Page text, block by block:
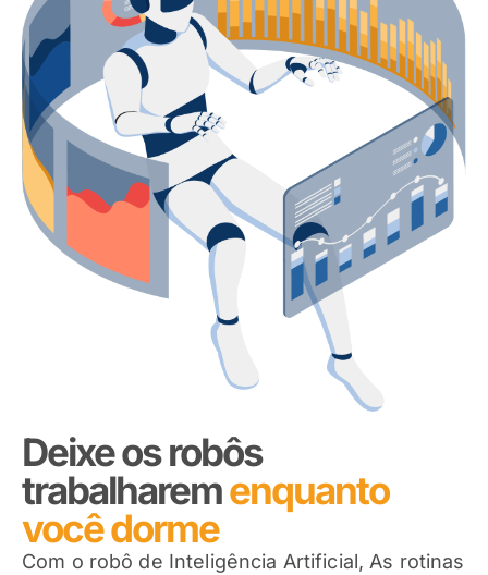
Deixe os robôs
trabalharemenquanto
você dorme
Com o robô de Inteligência Artificial, As rotinas